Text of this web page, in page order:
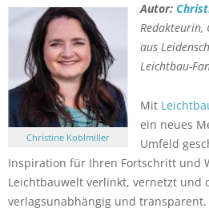
Christine Koblmiller
Autor:
Redakteurin,
aus
Leichtbau-
Mit
ein neues
Umfeld
Inspiration für Ihren Fortschritt und
Leichtbauwelt verlinkt, vernetzt und
verlagsunabhängig und